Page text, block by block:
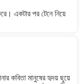
একটার পর টেনে নিয়ে
কবিতা মানুষের হৃদয় ছুয়ে